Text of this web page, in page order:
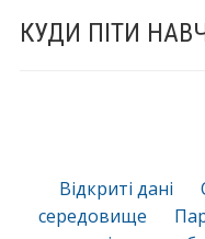
КУДИ ПІТИ
Відкриті дані
середовище